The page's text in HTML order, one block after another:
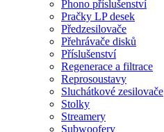
Phono příslušenství
Pračky LP desek
Předzesilovače
Přehrávače disků
Příslušenství
Regenerace a filtrace
Reprosoustavy
Sluchátkové zesilovače
Stolky
Streamery
Subwoofery